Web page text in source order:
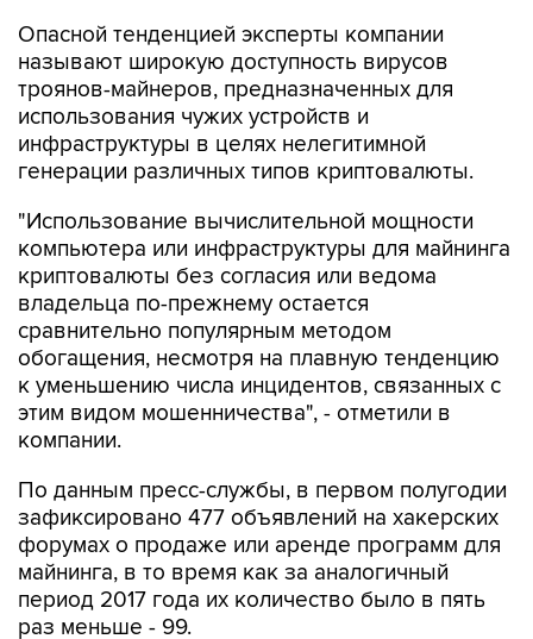
Опасной тенденцией эксперты компании
называют широкую доступность вирусов
троянов-майнеров, предназначенных для
использования чужих устройств и
инфраструктуры в целях нелегитимной
генерации различных типов криптовалюты.
"Использование вычислительной мощности
компьютера или инфраструктуры для майнинга
криптовалюты без согласия или ведома
владельца по-прежнему остается
сравнительно популярным методом
обогащения, несмотря на плавную тенденцию
к уменьшению числа инцидентов, связанных с
этим видом мошенничества", - отметили в
компании.
По данным пресс-службы, в первом полугодии
зафиксировано 477 объявлений на хакерских
форумах о продаже или аренде программ для
майнинга, в то время как за аналогичный
период 2017 года их количество было в пять
раз меньше - 99.